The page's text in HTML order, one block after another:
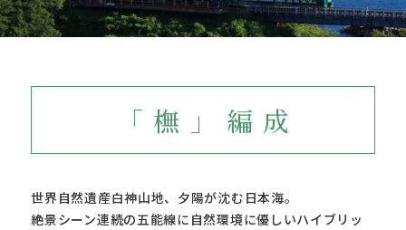
「橅」編成
世界自然遺産白神山地、夕陽が沈む日本海。
絶景シーン連続の五能線に自然環境に優しいハイブリッ